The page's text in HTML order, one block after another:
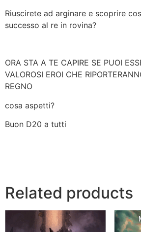
Riuscirete ad arginare e scoprire
successo al re in rovina?
ORA STA A TE CAPIRE SE PUOI
VALOROSI EROI CHE
REGNO
cosa aspetti?
Buon D20 a tutti
Related products